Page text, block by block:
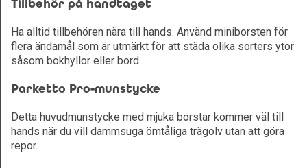
Tillbehör på handtaget
Ha alltid tillbehören nära till hands. Använd miniborsten för
flera ändamål som är utmärkt för att städa olika sorters ytor
såsom bokhyllor eller bord.
Parketto Pro-munstycke
Detta huvudmunstycke med mjuka borstar kommer väl till
hands när du vill dammsuga ömtåliga trägolv utan att göra
repor.